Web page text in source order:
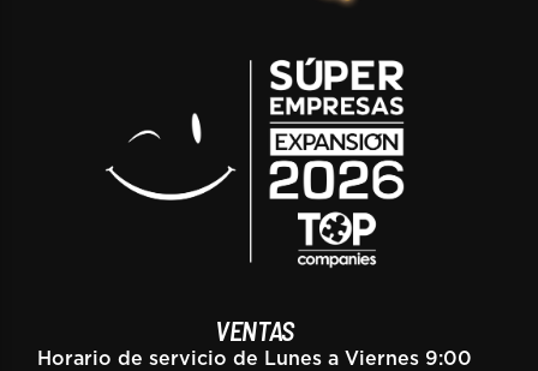
VENTAS
Horario de servicio de Lunes a Viernes 9:00